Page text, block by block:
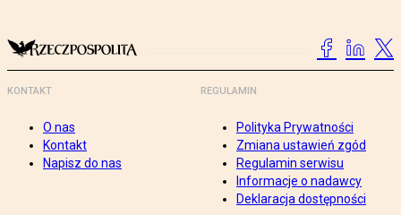
KONTAKT
O nas
Kontakt
Napisz do nas
REGULAMIN
Polityka Prywatności
Zmiana ustawień zgód
Regulamin serwisu
Informacje o nadawcy
Deklaracja dostępności